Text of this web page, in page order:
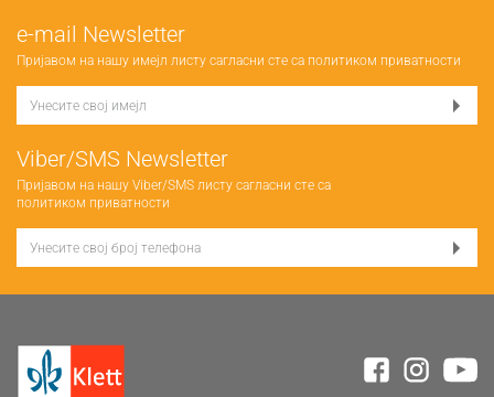
е-mail Newsletter
Пријавом на нашу имејл листу сагласни сте са политиком приватности
Viber/SMS Newsletter
Пријавом на нашу Viber/SMS листу сагласни сте са
политиком приватности